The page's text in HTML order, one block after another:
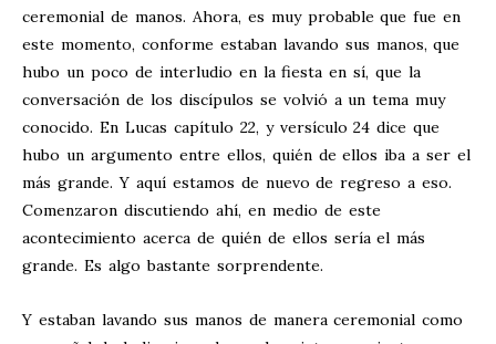
ceremonial de manos. Ahora, es muy probable que fue en
este momento, conforme estaban lavando sus manos, que
hubo un poco de interludio en la fiesta en sí, que la
conversación de los discípulos se volvió a un tema muy
conocido. En Lucas capítulo 22, y versículo 24 dice que
hubo un argumento entre ellos, quién de ellos iba a ser el
más grande. Y aquí estamos de nuevo de regreso a eso.
Comenzaron discutiendo ahí, en medio de este
acontecimiento acerca de quién de ellos sería el más
grande. Es algo bastante sorprendente.
Y estaban lavando sus manos de manera ceremonial como